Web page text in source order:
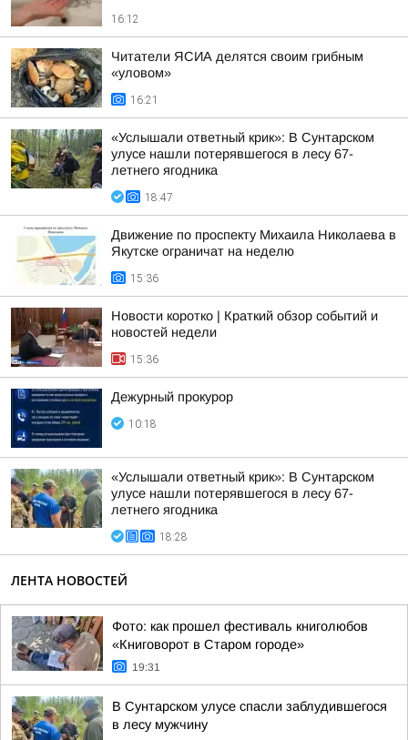
16:12
Читатели ЯСИА делятся своим грибным
«уловом»
16:21
«Услышали ответный крик»: В Сунтарском
улусе нашли потерявшегося в лесу 67-
летнего ягодника
18:47
Движение по проспекту Михаила Николаева в
Якутске ограничат на неделю
15:36
Новости коротко | Краткий обзор событий и
новостей недели
15:36
Дежурный прокурор
10:18
«Услышали ответный крик»: В Сунтарском
улусе нашли потерявшегося в лесу 67-
летнего ягодника
18:28
ЛЕНТА НОВОСТЕЙ
Фото: как прошел фестиваль книголюбов
«Книговорот в Старом городе»
19:31
В Сунтарском улусе спасли заблудившегося
в лесу мужчину